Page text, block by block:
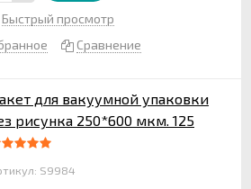
Быстрый просмотр
Сравнение
для вакуумной упаковки
рисунка 250*600 мкм. 125
S9984